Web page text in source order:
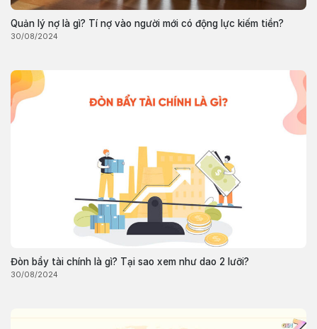
Quản lý nợ là gì? Tí nợ vào người mới có động lực kiếm tiền?
30/08/2024
Đòn bẩy tài chính là gì? Tại sao xem như dao 2 lưỡi?
30/08/2024